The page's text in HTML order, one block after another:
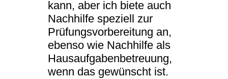
kann, aber ich biete auch
Nachhilfe speziell zur
Prüfungsvorbereitung an,
ebenso wie Nachhilfe als
Hausaufgabenbetreuung,
wenn das gewünscht ist.